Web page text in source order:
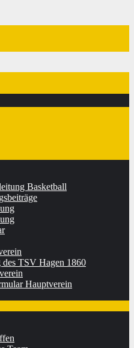
Basketball
des TSV Hagen 1860
Hauptverein